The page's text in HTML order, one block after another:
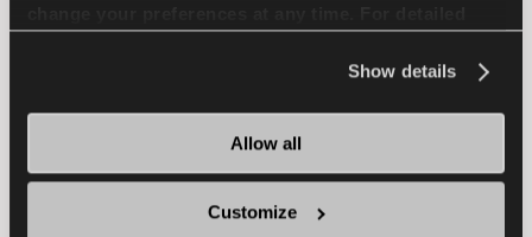
Show details
Allow all
Customize
УПРАВЛЯЕМОСТЬ НА МОКРОЙ ДОРОГЕ